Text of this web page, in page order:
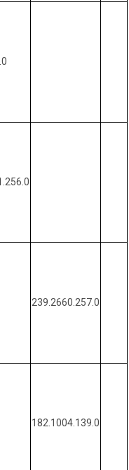
239.2660.257.0
182.1004.139.0